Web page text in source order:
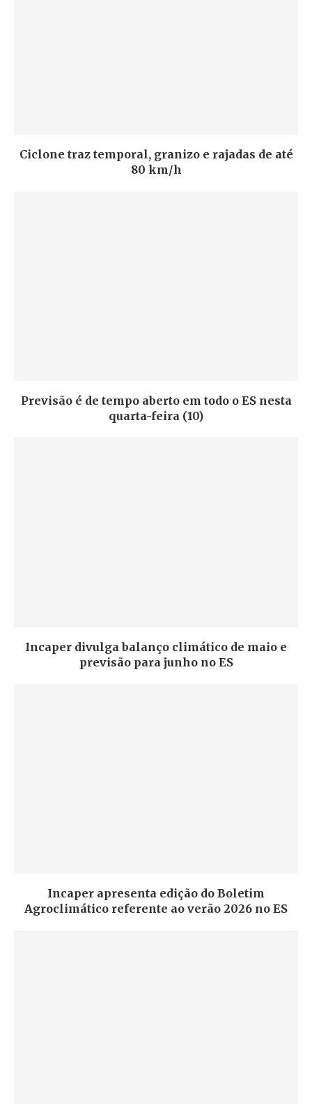
Ciclone traz temporal, granizo e rajadas de até
80 km/h
Previsão é de tempo aberto em todo o ES nesta
quarta-feira (10)
Incaper divulga balanço climático de maio e
previsão para junho no ES
Incaper apresenta edição do Boletim
Agroclimático referente ao verão 2026 no ES